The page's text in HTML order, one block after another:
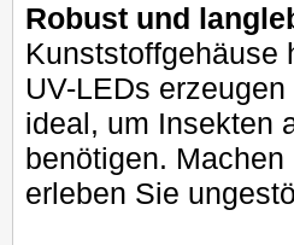
Robust und
Kunststoffgehäuse
UV-LEDs
ideal, um Insekten
benötigen.
erleben Sie